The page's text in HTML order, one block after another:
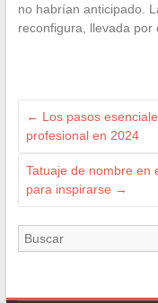
no habrían anticipado.
reconfigura, llevada por
← Los pasos
profesional en 2024
Tatuaje de nombre en
para inspirarse →